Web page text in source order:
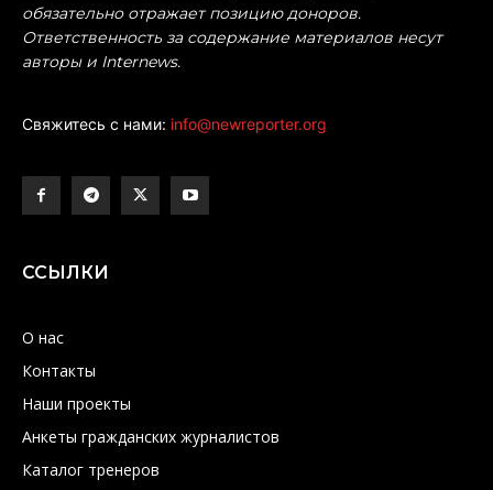
обязательно отражает позицию доноров.
Ответственность за содержание материалов несут
авторы и Internews.
Свяжитесь с нами: info@newreporter.org
ССЫЛКИ
О нас
Контакты
Наши проекты
Анкеты гражданских журналистов
Каталог тренеров